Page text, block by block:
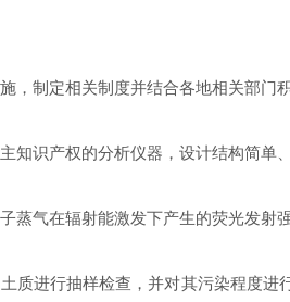
制定相关制度并结合各地相关部门
识产权的分析仪器，设计结构简单
气在辐射能激发下产生的荧光发射
进行抽样检查，并对其污染程度进